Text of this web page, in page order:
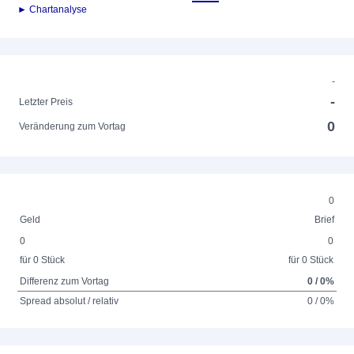
► Chartanalyse
-
Letzter Preis
-
Veränderung zum Vortag 0
0
Geld
Brief
0
für 0 Stück
0
für 0 Stück
Differenz zum Vortag
0 / 0%
Spread absolut / relativ
0 / 0%